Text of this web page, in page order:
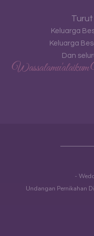
Keluarga
Keluarga
Dan
-
Undangan Pernikahan